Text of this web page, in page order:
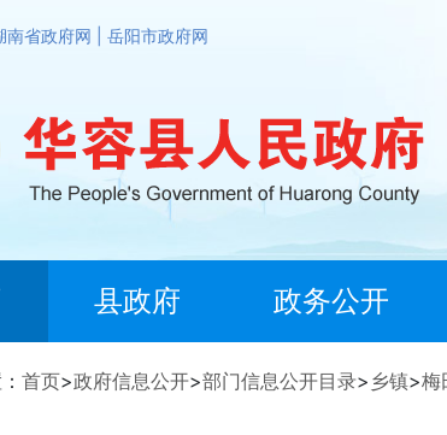
南省政府网 岳阳市政府网
县政府 政务公开
首页>政府信息公开>部门信息公开目录> 乡镇>梅